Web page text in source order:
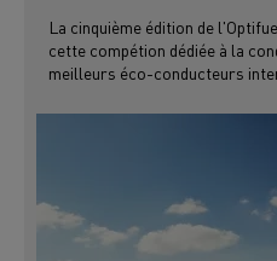
La cinquième édition de
cette compétion dédiée à la
meilleurs éco-conducteurs